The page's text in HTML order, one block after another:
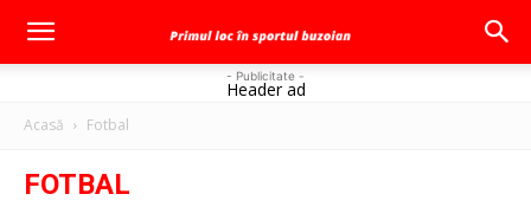
- Publicitate -
Header ad
Acasă Fotbal
FOTBAL